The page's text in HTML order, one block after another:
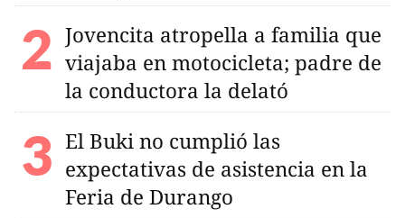
Jovencita atropella a familia que
viajaba en motocicleta; padre de
la conductora la delató
El Buki no cumplió las
expectativas de asistencia en la
Feria de Durango